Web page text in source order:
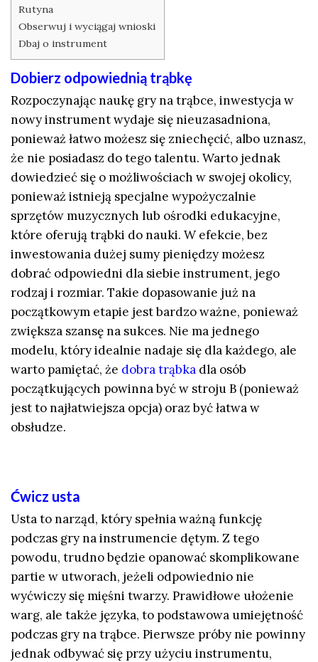
Rutyna
Obserwuj i wyciągaj wnioski
Dbaj o instrument
Dobierz odpowiednią trąbkę
Rozpoczynając naukę gry na trąbce, inwestycja w
nowy instrument wydaje się nieuzasadniona,
ponieważ łatwo możesz się zniechęcić, albo uznasz,
że nie posiadasz do tego talentu. Warto jednak
dowiedzieć się o możliwościach w swojej okolicy,
ponieważ istnieją specjalne wypożyczalnie
sprzętów muzycznych lub ośrodki edukacyjne,
które oferują trąbki do nauki. W efekcie, bez
inwestowania dużej sumy pieniędzy możesz
dobrać odpowiedni dla siebie instrument, jego
rodzaj i rozmiar. Takie dopasowanie już na
początkowym etapie jest bardzo ważne, ponieważ
zwiększa szansę na sukces. Nie ma jednego
modelu, który idealnie nadaje się dla każdego, ale
warto pamiętać, że dobra trąbka dla osób
początkujących powinna być w stroju B (ponieważ
jest to najłatwiejsza opcja) oraz być łatwa w
obsłudze.
Ćwicz usta
Usta to narząd, który spełnia ważną funkcję
podczas gry na instrumencie dętym. Z tego
powodu, trudno będzie opanować skomplikowane
partie w utworach, jeżeli odpowiednio nie
wyćwiczy się mięśni twarzy. Prawidłowe ułożenie
warg, ale także języka, to podstawowa umiejętność
podczas gry na trąbce. Pierwsze próby nie powinny
jednak odbywać się przy użyciu instrumentu,